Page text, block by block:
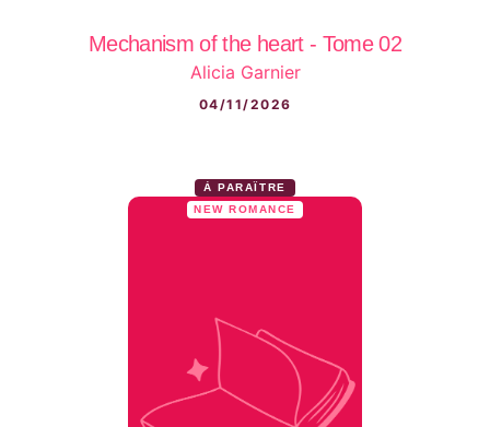
Mechanism of the heart - Tome 02
Alicia Garnier
04/11/2026
À PARAÎTRE
NEW ROMANCE